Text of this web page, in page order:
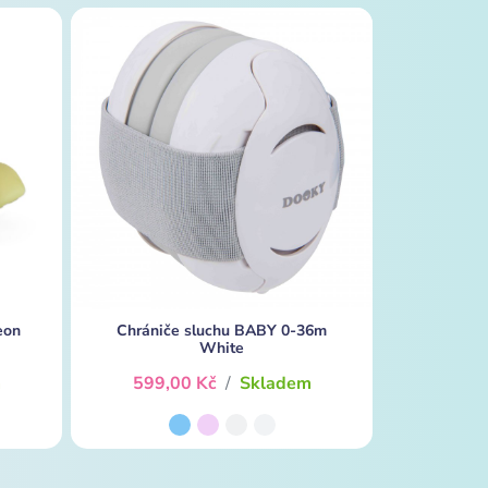
Chrániče sluchu BABY 0-36m
White
599,00 Kč / Skladem